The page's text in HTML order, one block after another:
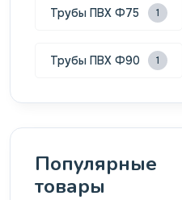
Трубы ПВХ Ф75 1
Трубы ПВХ Ф90 1
Популярные
товары